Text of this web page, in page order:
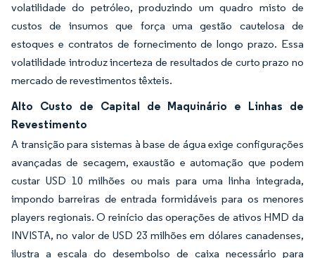
volatilidade do petróleo, produzindo um quadro misto de
custos de insumos que força uma gestão cautelosa de
estoques e contratos de fornecimento de longo prazo. Essa
volatilidade introduz incerteza de resultados de curto prazo no
mercado de revestimentos têxteis.
Alto Custo de Capital de Maquinário e Linhas de
Revestimento
A transição para sistemas à base de água exige configurações
avançadas de secagem, exaustão e automação que podem
custar USD 10 milhões ou mais para uma linha integrada,
impondo barreiras de entrada formidáveis para os menores
players regionais. O reinício das operações de ativos HMD da
INVISTA, no valor de USD 23 milhões em dólares canadenses,
ilustra a escala do desembolso de caixa necessário para